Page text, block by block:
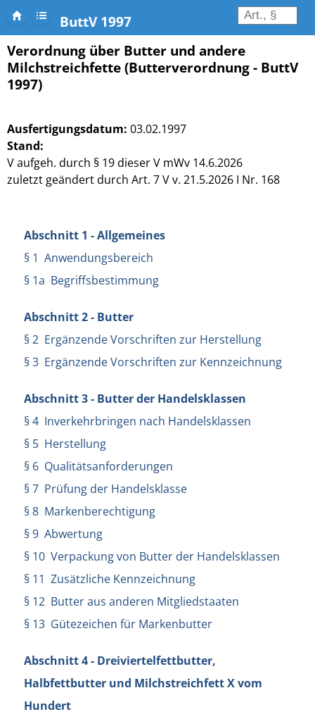
ButtV 1997
Verordnung über Butter und andere
Milchstreichfette (Butterverordnung - ButtV
1997)
Ausfertigungsdatum: 03.02.1997
Stand:
V aufgeh. durch § 19 dieser V mWv 14.6.2026
zuletzt geändert durch Art. 7 V v. 21.5.2026 I Nr. 168
Abschnitt 1 - Allgemeines
§ 1 Anwendungsbereich
§ 1a Begriffsbestimmung
Abschnitt 2 - Butter
§ 2 Ergänzende Vorschriften zur Herstellung
§ 3 Ergänzende Vorschriften zur Kennzeichnung
Abschnitt 3 - Butter der Handelsklassen
§ 4 Inverkehrbringen nach Handelsklassen
§ 5 Herstellung
§ 6 Qualitätsanforderungen
§ 7 Prüfung der Handelsklasse
§ 8 Markenberechtigung
§ 9 Abwertung
§ 10 Verpackung von Butter der Handelsklassen
§ 11 Zusätzliche Kennzeichnung
§ 12 Butter aus anderen Mitgliedstaaten
§ 13 Gütezeichen für Markenbutter
Abschnitt 4 - Dreiviertelfettbutter,
Halbfettbutter und Milchstreichfett X vom
Hundert